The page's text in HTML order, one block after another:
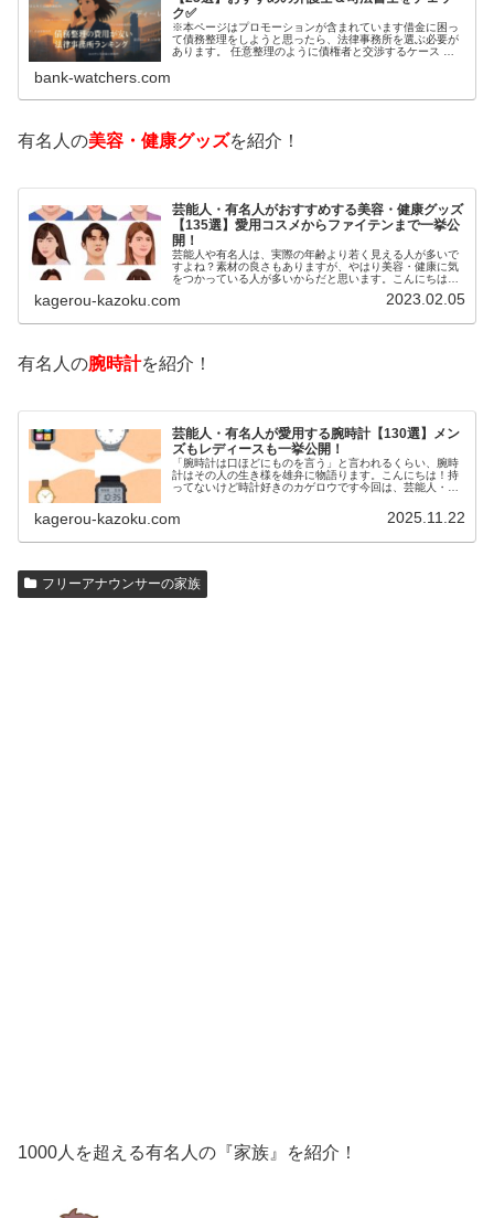
ク✅
※本ページはプロモーションが含まれています借金に困っ
て債務整理をしようと思ったら、法律事務所を選ぶ必要が
あります。 任意整理のように債権者と交渉するケース 自
bank-watchers.com
有名人の美容・健康グッズを紹介！
芸能人・有名人がおすすめする美容・健康グッズ
【135選】愛用コスメからファイテンまで一挙公
開！
芸能人や有名人は、実際の年齢より若く見える人が多いで
すよね？素材の良さもありますが、やはり美容・健康に気
をつかっている人が多いからだと思います。こんにちは！
いるのでしょうか？今回は、芸能人…
kagerou-kazoku.com 2023.02.05
有名人の腕時計を紹介！
芸能人・有名人が愛用する腕時計【130選】メン
ズもレディースも一挙公開！
「腕時計は口ほどにものを言う」と言われるくらい、腕時
計はその人の生き様を雄弁に物語ります。こんにちは！持
ってないけど時計好きのカゲロウです今回は、芸能人・有
kagerou-kazoku.com 2025.11.22
フリーアナウンサーの家族
1000人を超える有名人の『家族』を紹介！